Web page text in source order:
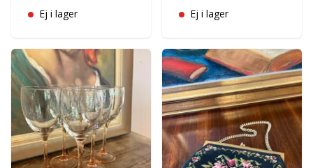
Ej i lager Ej i lager